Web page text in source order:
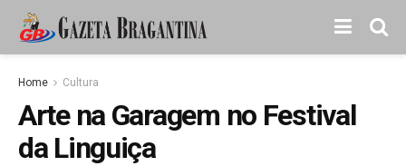
Home Cultura
Arte na Garagem no Festival
da Linguiça